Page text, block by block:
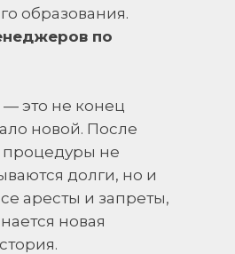
образования.
по
— это не конец
новой. После
не
долги, но и
аресты и запреты,
новая